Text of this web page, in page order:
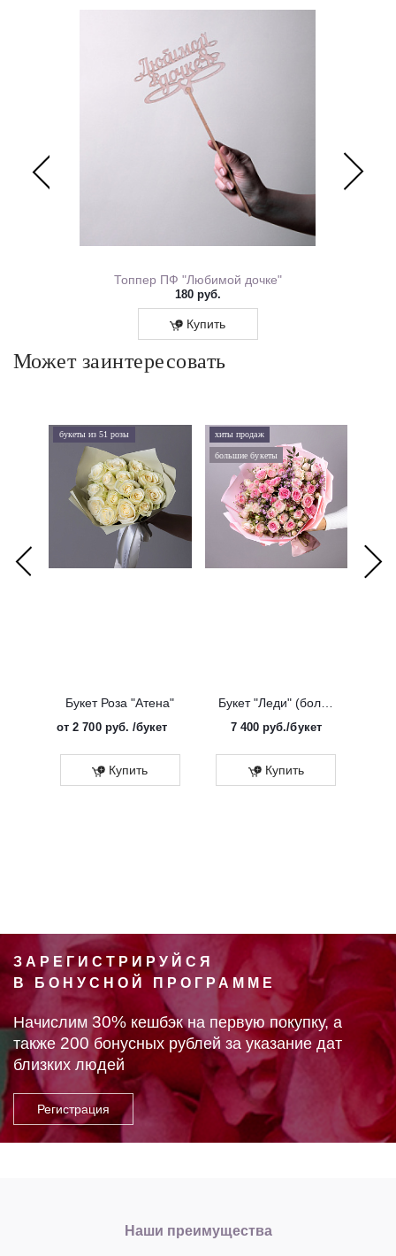
Топпер ПФ "Любимой дочке"
180 руб.
Купить
Может заинтересовать
букеты из 51 розы
Букет Роза "Атена"
от2 700 руб. /букет
Купить
хиты продаж
большие букеты
Букет "Леди" (большой)
7 400 руб./букет
Купить
ЗАРЕГИСТРИРУЙСЯ
В БОНУСНОЙ ПРОГРАММЕ
Начислим 30% кешбэк на первую покупку, а
также 200 бонусных рублей за указание дат
близких людей
Наши преимущества